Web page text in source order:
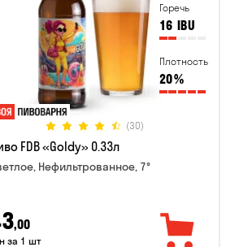
Горечь
16 IBU
Плотность
20%
(30)
FDB «Goldy» 0.33л
Нефильтрованное, 7°
,00
за 1 шт